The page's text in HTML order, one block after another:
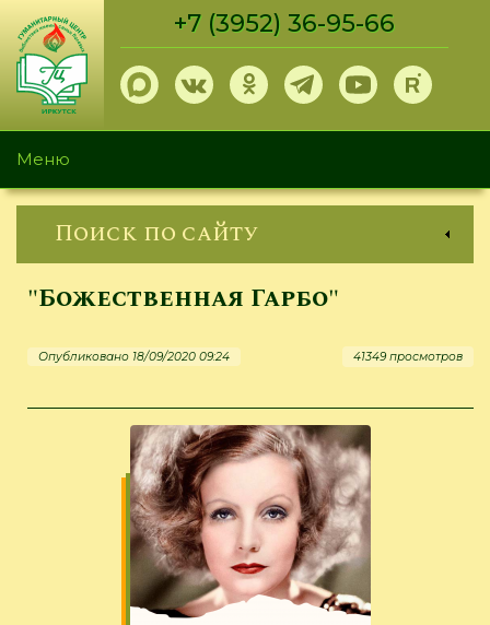
Перейти
основному
содержанию
+7 (3952) 36-95-66
Меню
Поиск по сайту
"Божественная Гарбо"
Опубликовано 18/09/2020 09:24 41349 просмотров